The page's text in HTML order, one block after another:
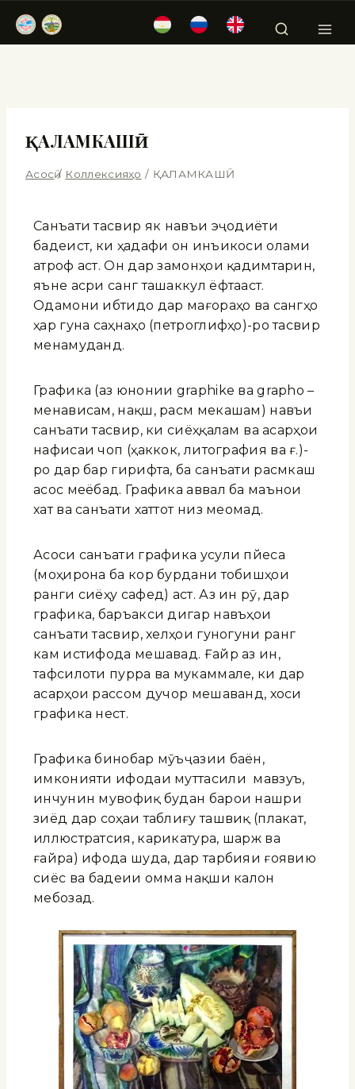
ҚАЛАМКАШӢ
Асосӣ / Коллексияҳо / ҚАЛАМКАШӢ
Санъати тасвирӣ як навъи эҷодиёти
бадеист, ки ҳадафи он инъикоси олами
атроф аст. Он дар замонҳои қадимтарин,
яъне асри санг ташаккул ёфтааст.
Одамони ибтидоӣ дар мағораҳо ва сангҳо
ҳар гуна саҳнаҳо (петроглифҳо)-ро тасвир
менамуданд.
Графика (аз юнонии graphike ва grapho –
менависам, нақш, расм мекашам) навъи
санъати тасвирӣ, ки сиёҳқаламӣ ва асарҳои
нафисаи чопӣ (ҳаккокӣ, литография ва ғ.)-
ро дар бар гирифта, ба санъати расмкашӣ
асос меёбад. Графика аввал ба маънои
хат ва санъати хаттотӣ низ меомад.
Асоси санъати графика усули пйеса
(моҳирона ба кор бурдани тобишҳои
ранги сиёҳу сафед) аст. Аз ин рӯ, дар
графика, баръакси дигар навъҳои
санъати тасвирӣ, хелҳои гуногуни ранг
кам истифода мешавад. Ғайр аз ин,
тафсилоти пурра ва мукаммале, ки дар
асарҳои рассомӣ дучор мешаванд, хоси
графика нест.
Графика бинобар мӯъҷазии баён,
имконияти ифодаи муттасили мавзуъ,
инчунин мувофиқ будан барои нашри
зиёд дар соҳаи таблиғу ташвиқ (плакат,
иллюстратсия, карикатура, шарж ва
ғайра) ифода шуда, дар тарбияи ғоявию
сиёсӣ ва бадеии омма нақши калон
мебозад.